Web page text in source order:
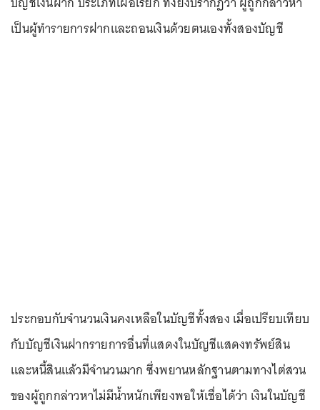
เป็นผู้ทำรายการฝากและถอนเงินด้วยตนเองทั้งสองบัญชี
ประกอบกับจำนวนเงินคงเหลือในบัญชีทั้งสอง เมื่อเปรียบเทียบ
กับบัญชีเงินฝากรายการอื่นที่แสดงในบัญชีแสดงทรัพย์สิน
และหนี้สินแล้วมีจำนวนมาก ซึ่งพยานหลักฐานตามทางไต่สวน
ของผู้ถูกกล่าวหาไม่มีน้ำหนักเพียงพอให้เชื่อได้ว่า เงินในบัญชี